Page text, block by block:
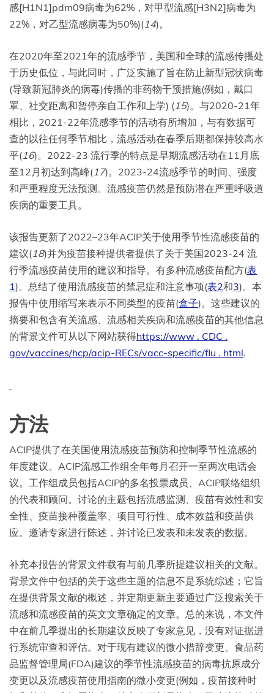
感[H1N1]pdm09病毒为62%，对甲型流感[H3N2]病毒为
22%，对乙型流感病毒为50%)( 14)。
在2020年至2021年的流感季节，美国和全球的流感传播处
于历史低位，与此同时，广泛实施了旨在防止新型冠状病毒
(导致新冠肺炎的病毒)传播的非药物干预措施(例如，戴口
罩、社交距离和暂停亲自工作和上学) ( 15)。与2020-21年
相比，2021-22年流感季节的活动有所增加，与有数据可
查的以往任何季节相比，流感活动在春季后期都保持较高水
平( 16)。2022-23 流行季的特点是早期流感活动在11月底
至12月初达到高峰( 17)。2023-24流感季节的时间、强度
和严重程度无法预测。流感疫苗仍然是预防潜在严重呼吸道
疾病的重要工具。
该报告更新了2022–23年ACIP关于使用季节性流感疫苗的
建议( 18)并为疫苗接种提供者提供了关于美国2023-24 流
行季流感疫苗使用的建议和指导。有多种流感疫苗配方(表
1 )。总结了使用流感疫苗的禁忌症和注意事项(表2和3)。本
报告中使用缩写来表示不同类型的疫苗(盒子)。这些建议的
摘要和包含有关流感、流感相关疾病和流感疫苗的其他信息
的背景文件可从以下网站获得https://www . CDC .
gov/vaccines/hcp/acip-RECs/vacc-specific/flu . html.
方法
ACIP提供了在美国使用流感疫苗预防和控制季节性流感的
年度建议。ACIP流感工作组全年每月召开一至两次电话会
议。工作组成员包括ACIP的多名投票成员、ACIP联络组织
的代表和顾问。讨论的主题包括流感监测、疫苗有效性和安
全性、疫苗接种覆盖率、项目可行性、成本效益和疫苗供
应。邀请专家进行陈述，并讨论已发表和未发表的数据。
补充本报告的背景文件载有与前几季所提建议相关的文献。
背景文件中包括的关于这些主题的信息不是系统综述；它旨
在提供背景文献的概述，并定期更新主要通过广泛搜索关于
流感和流感疫苗的英文文章确定的文章。总的来说，本文件
中在前几季提出的长期建议反映了专家意见，没有对证据进
行系统审查和评估。对于现有建议的微小措辞变更、食品药
品监督管理局(FDA)建议的季节性流感疫苗的病毒抗原成分
变更以及流感疫苗使用指南的微小变更(例如，疫苗接种时